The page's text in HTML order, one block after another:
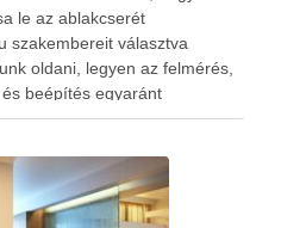
le az ablakcserét
szakembereit választva
oldani, legyen az felmérés,
beépítés egyaránt
ablakcsere titka.
a …